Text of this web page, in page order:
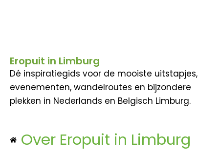
Eropuit in Limburg
Dé inspiratiegids voor de mooiste uitstapjes,
evenementen, wandelroutes en bijzondere
plekken in Nederlands en Belgisch Limburg.
Over Eropuit in Limburg